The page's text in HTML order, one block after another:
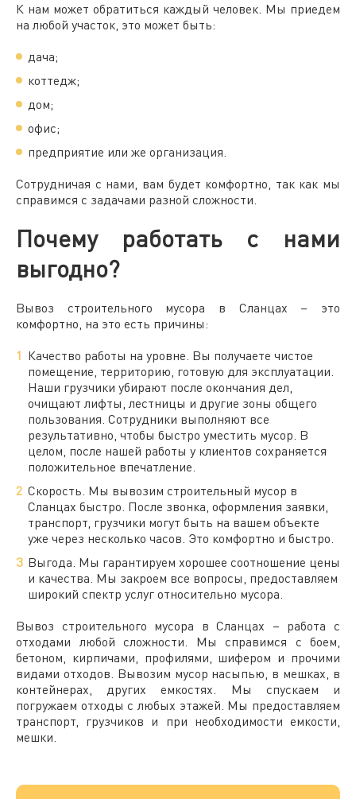
К нам может обратиться каждый человек. Мы приедем
на любой участок, это может быть:
дача;
коттедж;
дом;
офис;
предприятие или же организация.
Сотрудничая с нами, вам будет комфортно, так как мы
справимся с задачами разной сложности.
Почему работать с нами
выгодно?
Вывоз строительного мусора в Сланцах – это
комфортно, на это есть причины:
Качество работы на уровне. Вы получаете чистое
помещение, территорию, готовую для эксплуатации.
Наши грузчики убирают после окончания дел,
очищают лифты, лестницы и другие зоны общего
пользования. Сотрудники выполняют все
результативно, чтобы быстро уместить мусор. В
целом, после нашей работы у клиентов сохраняется
положительное впечатление.
Скорость. Мы вывозим строительный мусор в
Сланцах быстро. После звонка, оформления заявки,
транспорт, грузчики могут быть на вашем объекте
уже через несколько часов. Это комфортно и быстро.
Выгода. Мы гарантируем хорошее соотношение цены
и качества. Мы закроем все вопросы, предоставляем
широкий спектр услуг относительно мусора.
Вывоз строительного мусора вСланцах – работа с
отходами любой сложности. Мы справимся с боем,
бетоном, кирпичами, профилями, шифером и прочими
видами отходов. Вывозим мусор насыпью, в мешках, в
контейнерах, других емкостях. Мы спускаем и
погружаем отходы с любых этажей. Мы предоставляем
транспорт, грузчиков и при необходимости емкости,
мешки.